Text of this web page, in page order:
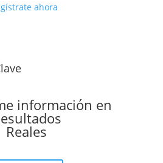
ahora
información en
Reales